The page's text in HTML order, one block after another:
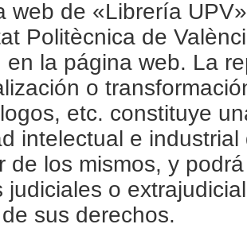
web de «Librería
Politècnica de
en la página web. La
o
etc. constituye
intelectual e
de los mismos, y
judiciales o
sus derechos.